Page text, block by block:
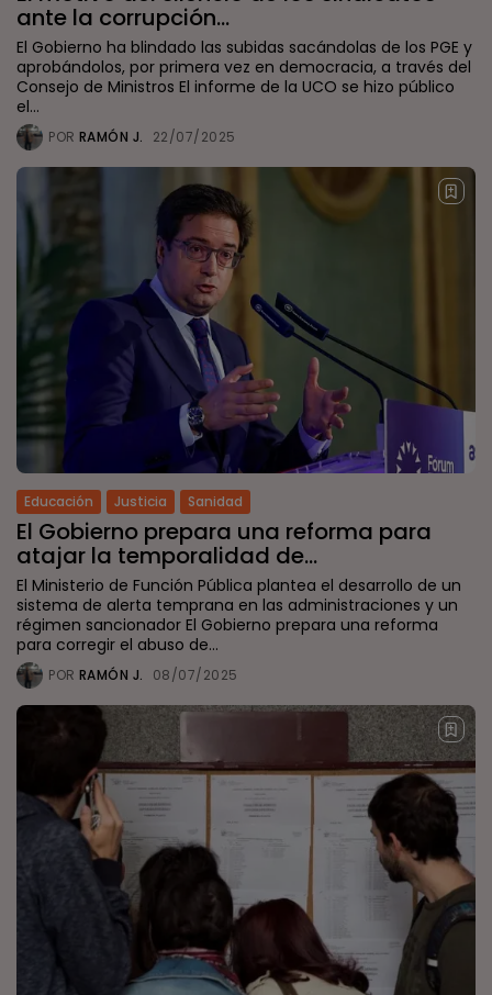
ante la corrupción...
El Gobierno ha blindado las subidas sacándolas de los PGE y
aprobándolos, por primera vez en democracia, a través del
Consejo de Ministros El informe de la UCO se hizo público
el...
POR RAMÓN J. 22/07/2025
Educación Justicia Sanidad
El Gobierno prepara una reforma para
atajar la temporalidad de...
El Ministerio de Función Pública plantea el desarrollo de un
sistema de alerta temprana en las administraciones y un
régimen sancionador El Gobierno prepara una reforma
para corregir el abuso de...
POR RAMÓN J. 08/07/2025